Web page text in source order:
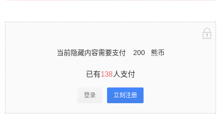
当前隐藏内容需要支付 200 熊币
已有138人支付
登录 立刻注册